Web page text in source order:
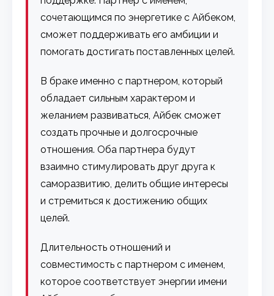
сочетающимся по энергетике с Айбеком,
сможет поддерживать его амбиции и
помогать достигать поставленных целей.
В браке именно с партнером, который
обладает сильным характером и
желанием развиваться, Айбек сможет
создать прочные и долгосрочные
отношения. Оба партнера будут
взаимно стимулировать друг друга к
саморазвитию, делить общие интересы
и стремиться к достижению общих
целей.
Длительность отношений и
совместимость с партнером с именем,
которое соответствует энергии имени